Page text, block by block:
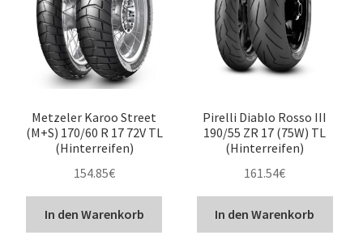
Metzeler Karoo Street
(M+S) 170/60 R 17 72V TL
(Hinterreifen)
154.85€
In den Warenkorb
Pirelli Diablo Rosso III
190/55 ZR 17 (75W) TL
(Hinterreifen)
161.54€
In den Warenkorb